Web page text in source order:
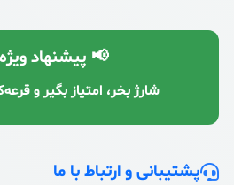
📢 پیشنهاد
شارژ بخر، امتیاز بگیر و
پشتیبانی و ارتباط با ما